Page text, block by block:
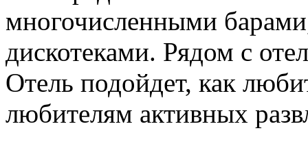
многочисленными
дискотеками. Рядом с
Отель подойдет, как
любителям активных